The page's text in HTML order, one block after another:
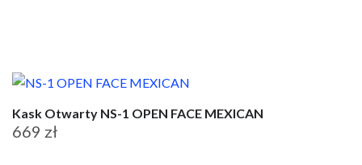
Kask Otwarty NS-1 OPEN FACE MEXICAN
669 zł